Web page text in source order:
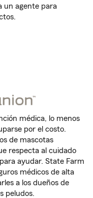
un agente para
médica, lo menos
por el costo.
de mascotas
respecta al cuidado
ayudar. State Farm
médicos de alta
a los dueños de
peludos.